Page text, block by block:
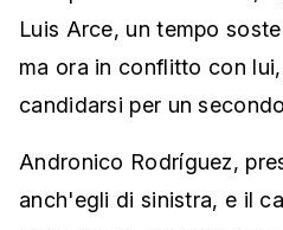
Luis Arce, un tempo
ma ora in conflitto con
candidarsi per un
Andronico Rodríguez,
anch'egli di sinistra, e il